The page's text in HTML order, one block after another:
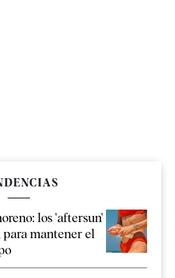
los 'aftersun'
mantener el